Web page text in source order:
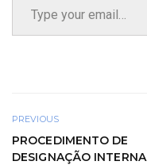
PREVIOUS
PROCEDIMENTO DE
DESIGNAÇÃO INTERNA